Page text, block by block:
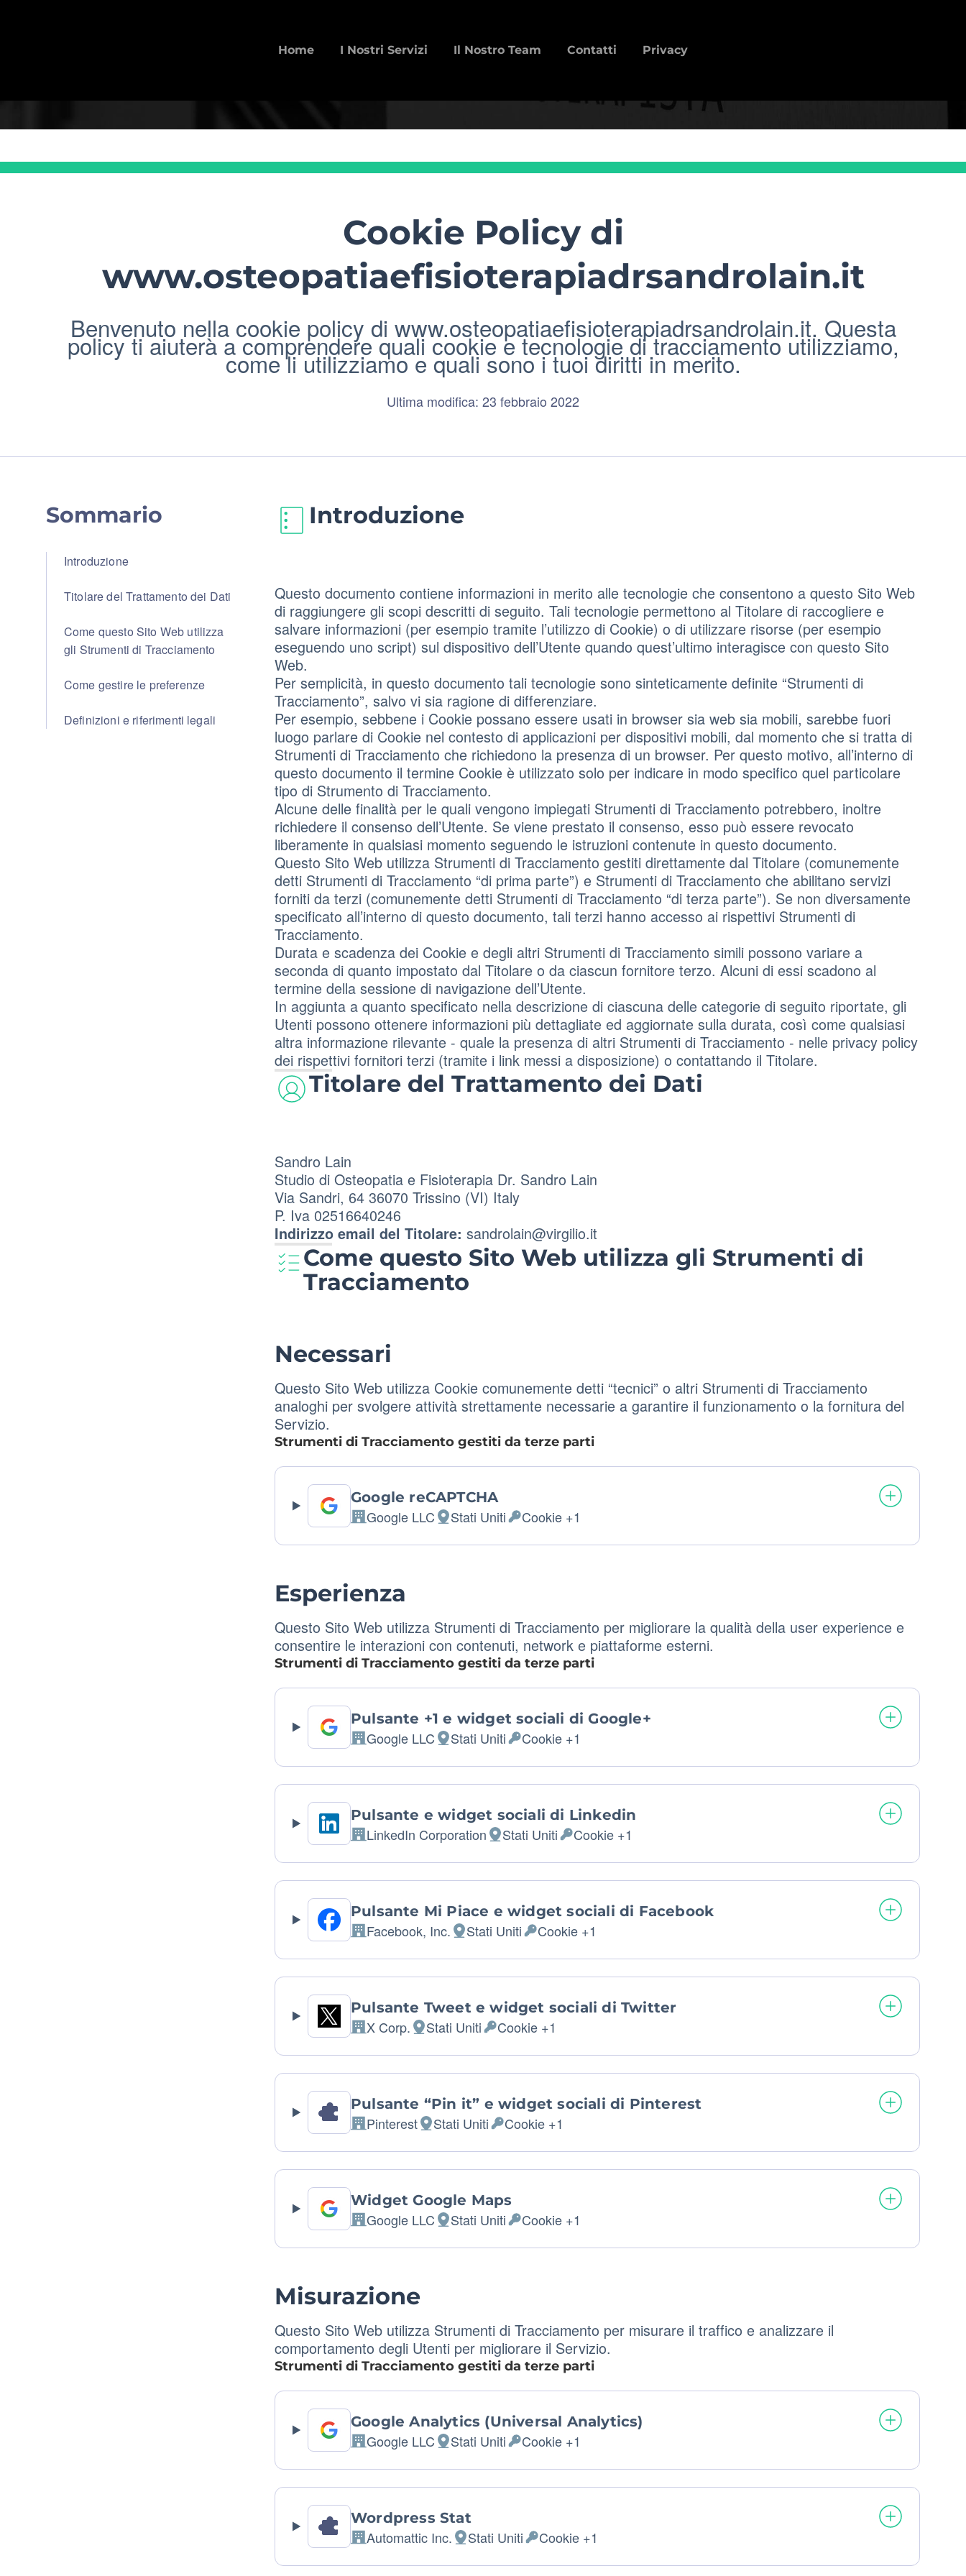
Home I Nostri Servizi Il Nostro Team Contatti
Privacy
Cookie Policy di
www.osteopatiaefisioterapiadrsandrolain.it
Benvenuto nella cookie policy di www.osteopatiaefisioterapiadrsandrolain.it. Questa
policy ti aiuterà a comprendere quali cookie e tecnologie di tracciamento utilizziamo,
come li utilizziamo e quali sono i tuoi diritti in merito.
Ultima modifica: 23 febbraio 2022
Sommario
Introduzione
Titolare del Trattamento dei Dati
Come questo Sito Web utilizza
gli Strumenti di Tracciamento
Come gestire le preferenze
Definizioni e riferimenti legali
Introduzione
Questo documento contiene informazioni in merito alle tecnologie che consentono a questo Sito Web
di raggiungere gli scopi descritti di seguito. Tali tecnologie permettono al Titolare di raccogliere e
salvare informazioni (per esempio tramite l’utilizzo di Cookie) o di utilizzare risorse (per esempio
eseguendo uno script) sul dispositivo dell’Utente quando quest’ultimo interagisce con questo Sito
Web.
Per semplicità, in questo documento tali tecnologie sono sinteticamente definite “Strumenti di
Tracciamento”, salvo vi sia ragione di differenziare.
Per esempio, sebbene i Cookie possano essere usati in browser sia web sia mobili, sarebbe fuori
luogo parlare di Cookie nel contesto di applicazioni per dispositivi mobili, dal momento che si tratta di
Strumenti di Tracciamento che richiedono la presenza di un browser. Per questo motivo, all’interno di
questo documento il termine Cookie è utilizzato solo per indicare in modo specifico quel particolare
tipo di Strumento di Tracciamento.
Alcune delle finalità per le quali vengono impiegati Strumenti di Tracciamento potrebbero, inoltre
richiedere il consenso dell’Utente. Se viene prestato il consenso, esso può essere revocato
liberamente in qualsiasi momento seguendo le istruzioni contenute in questo documento.
Questo Sito Web utilizza Strumenti di Tracciamento gestiti direttamente dal Titolare (comunemente
detti Strumenti di Tracciamento “di prima parte”) e Strumenti di Tracciamento che abilitano servizi
forniti da terzi (comunemente detti Strumenti di Tracciamento “di terza parte”). Se non diversamente
specificato all’interno di questo documento, tali terzi hanno accesso ai rispettivi Strumenti di
Tracciamento.
Durata e scadenza dei Cookie e degli altri Strumenti di Tracciamento simili possono variare a
seconda di quanto impostato dal Titolare o da ciascun fornitore terzo. Alcuni di essi scadono al
termine della sessione di navigazione dell’Utente.
In aggiunta a quanto specificato nella descrizione di ciascuna delle categorie di seguito riportate, gli
Utenti possono ottenere informazioni più dettagliate ed aggiornate sulla durata, così come qualsiasi
altra informazione rilevante - quale la presenza di altri Strumenti di Tracciamento - nelle privacy policy
dei rispettivi fornitori terzi (tramite i link messi a disposizione) o contattando il Titolare.
Titolare del Trattamento dei Dati
Sandro Lain
Studio di Osteopatia e Fisioterapia Dr. Sandro Lain
Via Sandri, 64 36070 Trissino (VI) Italy
P. Iva 02516640246
Indirizzo email del Titolare: sandrolain@virgilio.it
Come questo Sito Web utilizza gli Strumenti di
Tracciamento
Necessari
Questo Sito Web utilizza Cookie comunemente detti “tecnici” o altri Strumenti di Tracciamento
analoghi per svolgere attività strettamente necessarie a garantire il funzionamento o la fornitura del
Servizio.
Strumenti di Tracciamento gestiti da terze parti
Google reCAPTCHA
Azienda:
Google LLCLuogo del trattamento:
Stati UnitiDati Personali trattati:
Cookie +1
Esperienza
Questo Sito Web utilizza Strumenti di Tracciamento per migliorare la qualità della user experience e
consentire le interazioni con contenuti, network e piattaforme esterni.
Strumenti di Tracciamento gestiti da terze parti
Pulsante +1 e widget sociali di Google+
Azienda:
Google LLCLuogo del trattamento:
Stati UnitiDati Personali trattati:
Cookie +1
Pulsante e widget sociali di Linkedin
Azienda:
LinkedIn CorporationLuogo del trattamento:
Stati UnitiDati Personali trattati:
Cookie +1
Pulsante Mi Piace e widget sociali di Facebook
Azienda:
Facebook, Inc.Luogo del trattamento:
Stati UnitiDati Personali trattati:
Cookie +1
Pulsante Tweet e widget sociali di Twitter
Azienda:
X Corp.Luogo del trattamento:
Stati UnitiDati Personali trattati:
Cookie +1
Pulsante “Pin it” e widget sociali di Pinterest
Azienda:
PinterestLuogo del trattamento:
Stati UnitiDati Personali trattati:
Cookie +1
Widget Google Maps
Azienda:
Google LLCLuogo del trattamento:
Stati UnitiDati Personali trattati:
Cookie +1
Misurazione
Questo Sito Web utilizza Strumenti di Tracciamento per misurare il traffico e analizzare il
comportamento degli Utenti per migliorare il Servizio.
Strumenti di Tracciamento gestiti da terze parti
Google Analytics (Universal Analytics)
Azienda:
Google LLCLuogo del trattamento:
Stati UnitiDati Personali trattati:
Cookie +1
Wordpress Stat
Azienda:
Automattic Inc.Luogo del trattamento:
Stati UnitiDati Personali trattati:
Cookie +1